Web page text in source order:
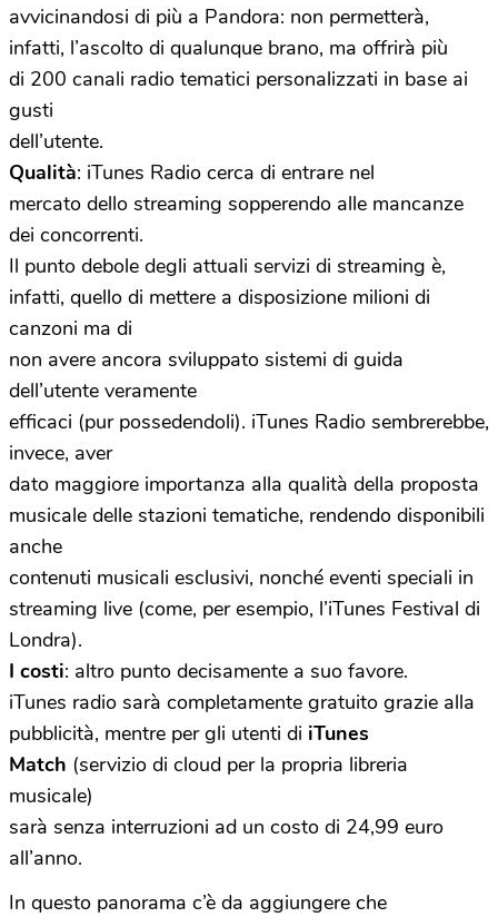
avvicinandosi di più a Pandora: non permetterà,
infatti, l’ascolto di qualunque brano, ma offrirà più
di 200 canali radio tematici personalizzati in base ai
gusti
dell’utente.
Qualità: iTunes Radio cerca di entrare nel
mercato dello streaming sopperendo alle mancanze
dei concorrenti.
Il punto debole degli attuali servizi di streaming è,
infatti, quello di mettere a disposizione milioni di
canzoni ma di
non avere ancora sviluppato sistemi di guida
dell’utente veramente
efficaci (pur possedendoli). iTunes Radio sembrerebbe,
invece, aver
dato maggiore importanza alla qualità della proposta
musicale delle stazioni tematiche, rendendo disponibili
anche
contenuti musicali esclusivi, nonché eventi speciali in
streaming live (come, per esempio, l’iTunes Festival di
Londra).
I costi: altro punto decisamente a suo favore.
iTunes radio sarà completamente gratuito grazie alla
pubblicità, mentre per gli utenti di iTunes
Match (servizio di cloud per la propria libreria
musicale)
sarà senza interruzioni ad un costo di 24,99 euro
all’anno.
In questo panorama c’è da aggiungere che